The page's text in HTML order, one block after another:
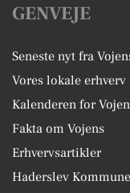
GENVEJE
Seneste nyt fra
Vores lokale erhverv
Kalenderen for
Fakta om Vojens
Erhvervsartikler
Haderslev Kommune